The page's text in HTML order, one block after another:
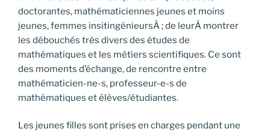
doctorantes, mathématiciennes jeunes et moins
jeunes, femmes insitingénieursÂ ; de leurÂ montrer
les débouchés très divers des études de
mathématiques et les métiers scientifiques. Ce sont
des moments d’échange, de rencontre entre
mathématicien-ne-s, professeur-e-s de
mathématiques et élèves/étudiantes.
Les jeunes filles sont prises en charges pendant une